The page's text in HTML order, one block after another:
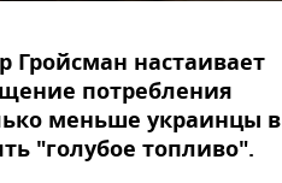
настаивает
потребления
меньше украинцы в
"голубое топливо".